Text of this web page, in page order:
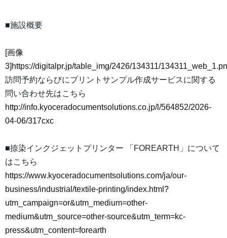
■施設概要
[画像
3]https://digitalpr.jp/table_img/2426/134311/
訪問予約ならびにプリントサンプル作成サービスに関する
問い合わせ先はこちら
http://info.kyoceradocumentsolutions.co.jp/l/564852/2026-
04-06/317cxc
■捺染インクジェットプリンター 「FOREARTH」について
はこちら
https://www.kyoceradocumentsolutions.com/ja/our-
business/industrial/textile-printing/index.html?
utm_campaign=or&utm_medium=other-
medium&utm_source=other-source&utm_term=kc-
press&utm_content=forearth